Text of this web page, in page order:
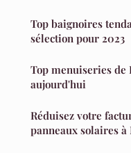
Top baignoires
sélection pour 2023
Top menuiseries
aujourd'hui
Réduisez votre
panneaux solaires à